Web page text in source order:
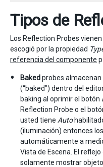
Tipos de
Los Reflection Probes
escogió por la propiedad
referencia del componente
Bakedprobes
(“baked”) dentro del
baking al oprimir el botón
Reflection Probe o el
usted tiene Auto
(iluminación) entonces
automáticamente a
Vista de Escena. El
solamente mostrar